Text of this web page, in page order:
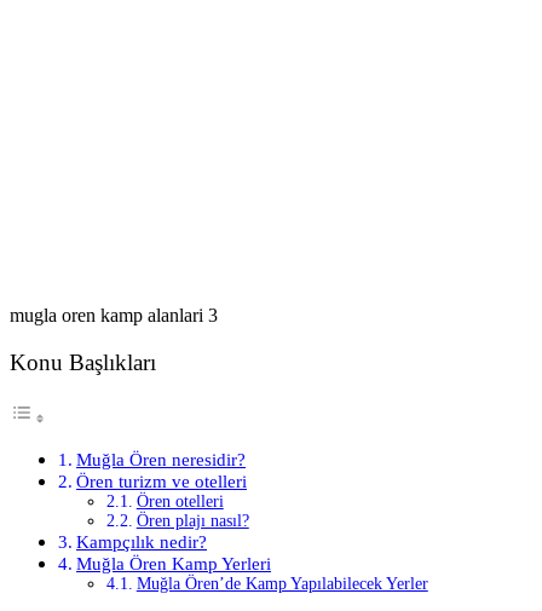
mugla oren kamp alanlari 3
Konu Başlıkları
Muğla Ören neresidir?
Ören turizm ve otelleri
Ören otelleri
Ören plajı nasıl?
Kampçılık nedir?
Muğla Ören Kamp Yerleri
Muğla Ören’de Kamp Yapılabilecek Yerler